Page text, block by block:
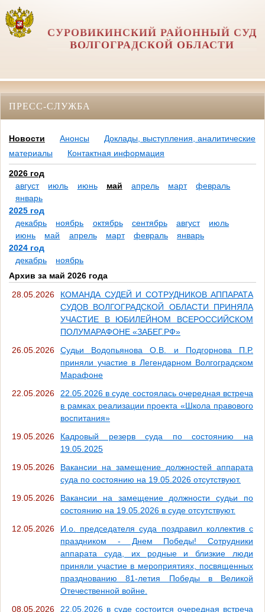
СУРОВИКИНСКИЙ РАЙОННЫЙ СУД
ВОЛГОГРАДСКОЙ ОБЛАСТИ
ПРЕСС-СЛУЖБА
Новости Анонсы
Доклады, выступления, аналитические
материалы
Контактная информация
2026 год
август
июль июнь май апрель март
февраль
январь
2025 год
декабрь
ноябрь октябрь сентябрь август
июль
июнь
май апрель март февраль
январь
2024 год
декабрь
ноябрь
Архив за май 2026 года
28.05.2026
КОМАНДА СУДЕЙ И СОТРУДНИКОВ АППАРАТА
СУДОВ ВОЛГОГРАДСКОЙ ОБЛАСТИ ПРИНЯЛА
УЧАСТИЕ В ЮБИЛЕЙНОМ ВСЕРОССИЙСКОМ
ПОЛУМАРАФОНЕ «ЗАБЕГ.РФ»
26.05.2026
Судьи Водопьянова О.В. и Подгорнова П.Р.
приняли участие в Легендарном Волгоградском
Марафоне
22.05.2026
22.05.2026 в суде состоялась очередная встреча
в рамках реализации проекта «Школа правового
воспитания»
19.05.2026
Кадровый резерв суда по состоянию на
19.05.2025
19.05.2026
Вакансии на замещение должностей аппарата
суда по состоянию на 19.05.2026 отсутствуют.
19.05.2026
Вакансии на замещение должности судьи по
состоянию на 19.05.2026 в суде отсутствуют.
12.05.2026
И.о. председателя суда поздравил коллектив с
праздником - Днем Победы! Сотрудники
аппарата суда, их родные и близкие люди
приняли участие в мероприятиях, посвященных
празднованию 81-летия Победы в Великой
Отечественной войне.
08.05.2026
22.05.2026 в суде состоится очередная встреча